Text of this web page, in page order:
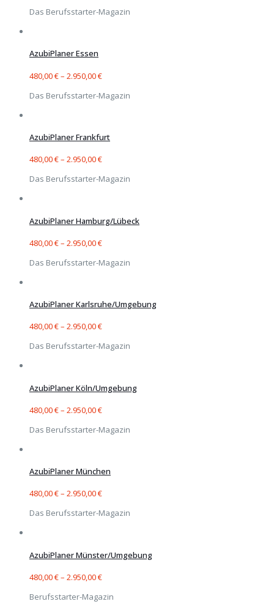
Das Berufsstarter-Magazin
AzubiPlaner Essen
480,00€– 2.950,00€
Das Berufsstarter-Magazin
AzubiPlaner Frankfurt
480,00€– 2.950,00€
Das Berufsstarter-Magazin
AzubiPlaner Hamburg/Lübeck
480,00€– 2.950,00€
Das Berufsstarter-Magazin
AzubiPlaner Karlsruhe/Umgebung
480,00€– 2.950,00€
Das Berufsstarter-Magazin
AzubiPlaner Köln/Umgebung
480,00€– 2.950,00€
Das Berufsstarter-Magazin
AzubiPlaner München
480,00€– 2.950,00€
Das Berufsstarter-Magazin
AzubiPlaner Münster/Umgebung
480,00€– 2.950,00€
Berufsstarter-Magazin